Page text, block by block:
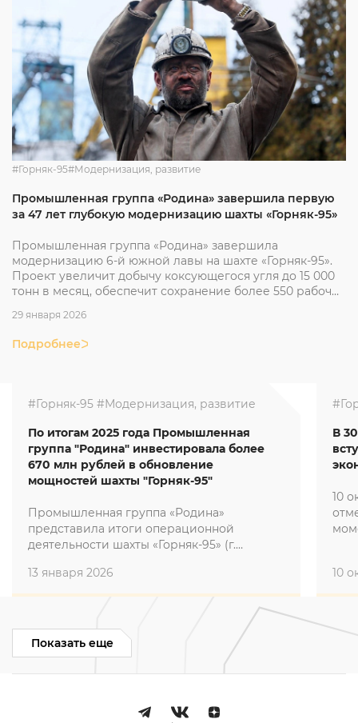
#Горняк-95#Модернизация, развитие
Промышленная группа «Родина» завершила первую
за 47 лет глубокую модернизацию шахты «Горняк-95»
Промышленная группа «Родина» завершила
модернизацию 6-й южной лавы на шахте «Горняк-95».
Проект увеличит добычу коксующегося угля до 15 000
тонн в месяц, обеспечит сохранение более 550 рабочих
Донбасса.
29 января 2026
Подробнее
#Горняк-95 #Модернизация, развитие
По итогам 2025 года Промышленная
группа "Родина" инвестировала более
670 млн рублей в обновление
мощностей шахты "Горняк-95"
Промышленная группа «Родина»
представила итоги операционной
деятельности шахты «Горняк-95» (г.
проектом 2025 года на шахте «Горняк-95»
стало полное переоснащение 6-й южной
лавы пласта К3, инвестиции в который
информация о данном проекте будет
представлена общественности в
ближайшее время.
13 января 2026
В
10
10
Показать еще